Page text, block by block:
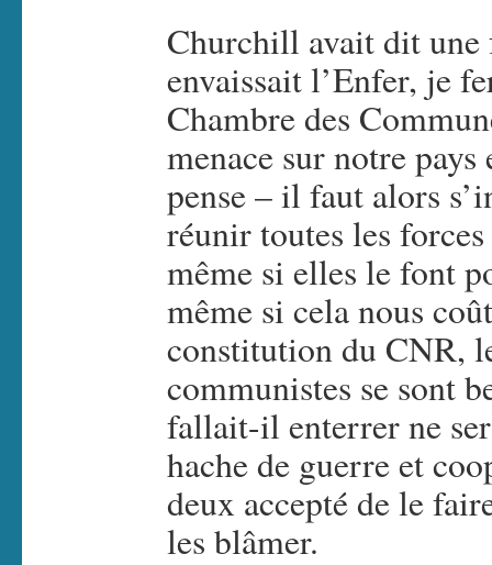
Churchill avait dit
envaissait l’Enfer, je
Chambre des
menace sur notre
pense – il faut alors
réunir toutes les
même si elles le font
même si cela nous
constitution du CNR,
communistes se sont
fallait-il enterrer ne
hache de guerre et
deux accepté de le
les blâmer.